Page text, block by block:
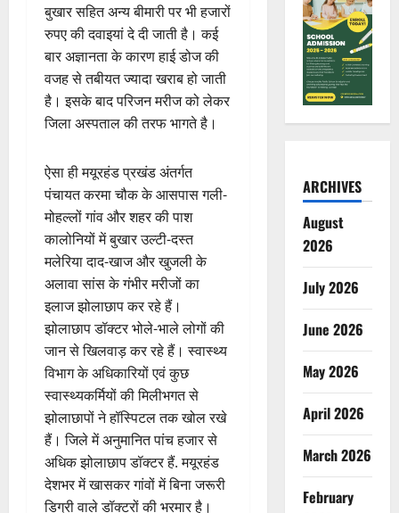
बुखार सहित अन्य बीमारी पर भी हजारों
रुपए की दवाइयां दे दी जाती है। कई
बार अज्ञानता के कारण हाई डोज की
वजह से तबीयत ज्यादा खराब हो जाती
है। इसके बाद परिजन मरीज को लेकर
जिला अस्पताल की तरफ भागते है।
ऐसा ही मयूरहंड प्रखंड अंतर्गत
पंचायत करमा चौक के आसपास गली-
मोहल्लों गांव और शहर की पाश
कालोनियों में बुखार उल्टी-दस्त
मलेरिया दाद-खाज और खुजली के
अलावा सांस के गंभीर मरीजों का
इलाज झोलाछाप कर रहे हैं।
झोलाछाप डॉक्टर भोले-भाले लोगों की
जान से खिलवाड़ कर रहे हैं। स्वास्थ्य
विभाग के अधिकारियों एवं कुछ
स्वास्थ्यकर्मियों की मिलीभगत से
झोलाछापों ने हॉस्पिटल तक खोल रखे
हैं। जिले में अनुमानित पांच हजार से
अधिक झोलाछाप डॉक्टर हैं. मयूरहंड
देशभर में खासकर गांवों में बिना जरूरी
डिग्री वाले डॉक्टरों की भरमार है।
ARCHIVES
August
2026
July 2026
June 2026
May 2026
April 2026
March 2026
February